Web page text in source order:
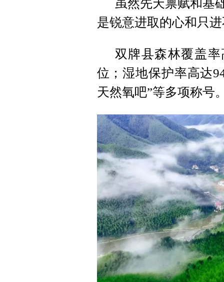
虽然先天禀赋和基
是锐意进取的心和只
双牌县森林覆盖
位；湿地保护率高达
天然氧吧”等多项称号